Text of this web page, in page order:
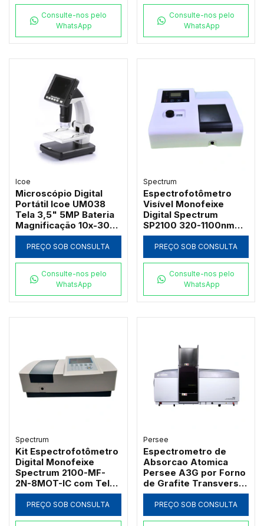
Consulte-nos pelo
WhatsApp
Consulte-nos pelo
WhatsApp
Icoe
Microscópio Digital
Portátil Icoe UM038
Tela 3,5" 5MP Bateria
Magnificação 10x-300x
e Iluminação LED
PREÇO SOB CONSULTA
Consulte-nos pelo
WhatsApp
Spectrum
Espectrofotômetro
Visível Monofeixe
Digital Spectrum
SP2100 320-1100nm
com Suporte 4
Cubetas de 50mm e
Software PC
PREÇO SOB CONSULTA
Consulte-nos pelo
WhatsApp
Spectrum
Kit Espectrofotômetro
Digital Monofeixe
Spectrum 2100-MF-
2N-8MOT-IC com Tela
de 7" Banda 2nm 21
CFR e Carrossel 8
Posições
PREÇO SOB CONSULTA
Persee
Espectrometro de
Absorcao Atomica
Persee A3G por Forno
de Grafite Transversal
com Correcao D2 e SR
PREÇO SOB CONSULTA